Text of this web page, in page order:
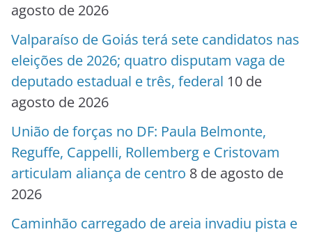
agosto de 2026
Valparaíso de Goiás terá sete candidatos nas
eleições de 2026; quatro disputam vaga de
deputado estadual e três, federal 10 de
agosto de 2026
União de forças no DF: Paula Belmonte,
Reguffe, Cappelli, Rollemberg e Cristovam
articulam aliança de centro 8 de agosto de
2026
Caminhão carregado de areia invadiu pista e